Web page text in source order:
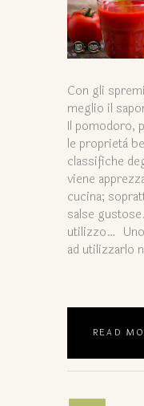
Con gli
meglio il
Il pomodoro,
le proprietà
classifiche
viene
cucina;
salse
utilizzo…
ad utilizzarlo
READ